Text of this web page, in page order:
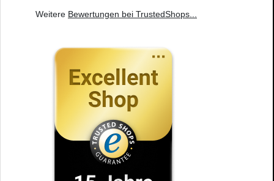
Weitere Bewertungen bei TrustedShops...